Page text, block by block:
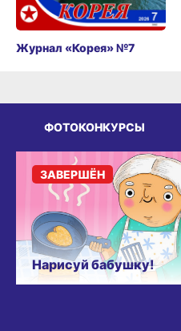
Журнал «Корея» №7
ФОТОКОНКУРСЫ
Нарисуй бабушку!
ЗАВЕРШЁН